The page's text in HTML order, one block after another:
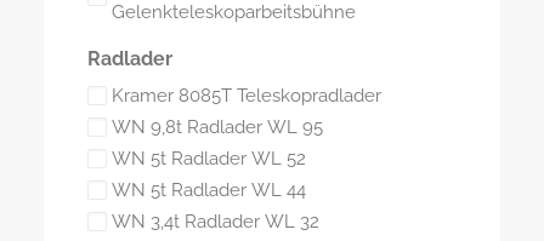
Gelenkteleskoparbeitsbühne
Radlader
Kramer 8085T Teleskopradlader
WN 9,8t Radlader WL 95
WN 5t Radlader WL 52
WN 5t Radlader WL 44
WN 3,4t Radlader WL 32